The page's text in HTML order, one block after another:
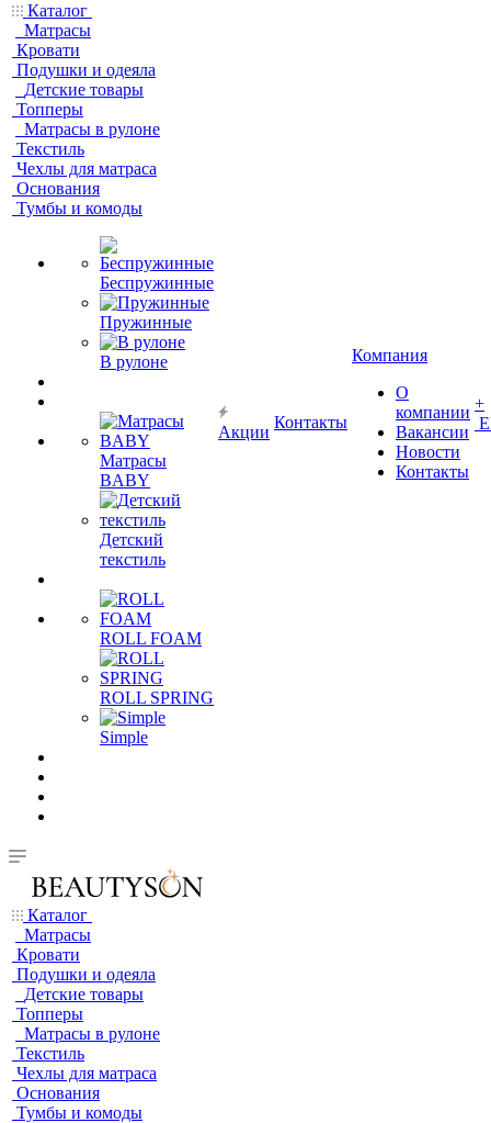
Каталог
Матрасы
Кровати
Подушки и одеяла
Детские товары
Топперы
Матрасы в рулоне
Текстиль
Чехлы для матраса
Основания
Тумбы и комоды
Беспружинные
Пружинные
В рулоне
Матрасы
BABY
Детский
текстиль
ROLL FOAM
ROLL SPRING
Simple
Акции
Контакты
Компания
О
компании
Вакансии
Новости
Контакты
+
Каталог
Матрасы
Кровати
Подушки и одеяла
Детские товары
Топперы
Матрасы в рулоне
Текстиль
Чехлы для матраса
Основания
Тумбы и комоды